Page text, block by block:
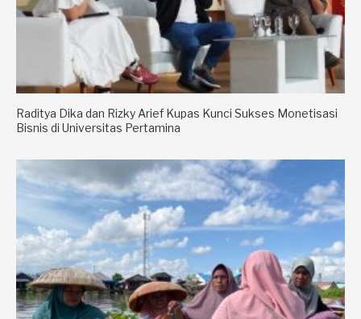
Raditya Dika dan Rizky Arief Kupas Kunci Sukses Monetisasi
Bisnis di Universitas Pertamina